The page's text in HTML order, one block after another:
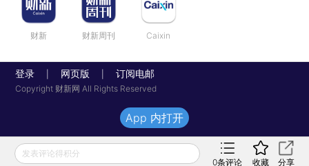
财新 财新周刊 Caixin
登录 网页版 订阅电邮
Copyright 财新网 All Rights Reserved
发表评论得积分
0条评论 收藏 分享
App 内打开